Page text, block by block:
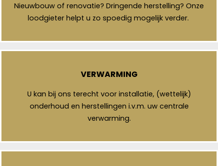
Nieuwbouw of renovatie? Dringende herstelling? Onze
loodgieter helpt u zo spoedig mogelijk verder.
VERWARMING
U kan bij ons terecht voor installatie, (wettelijk)
onderhoud en herstellingen i.v.m. uw centrale
verwarming.